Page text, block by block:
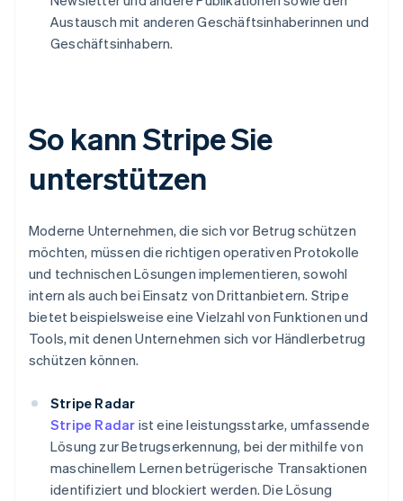
Austausch mit anderen Geschäftsinhaberinnen und
Geschäftsinhabern.
So kann Stripe Sie
unterstützen
Moderne Unternehmen, die sich vor Betrug schützen
möchten, müssen die richtigen operativen Protokolle
und technischen Lösungen implementieren, sowohl
intern als auch bei Einsatz von Drittanbietern. Stripe
bietet beispielsweise eine Vielzahl von Funktionen und
Tools, mit denen Unternehmen sich vor Händlerbetrug
schützen können.
Stripe Radar
Stripe Radar ist eine leistungsstarke, umfassende
Lösung zur Betrugserkennung, bei der mithilfe von
maschinellem Lernen betrügerische Transaktionen
identifiziert und blockiert werden. Die Lösung